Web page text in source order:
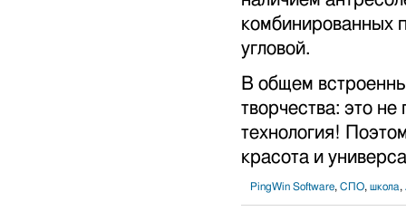
комбинированных
угловой.
В общем
творчества: это
технология!
красота и
PingWin Software, СПО, школа,